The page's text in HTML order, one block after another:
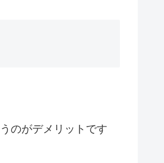
のがデメリットです